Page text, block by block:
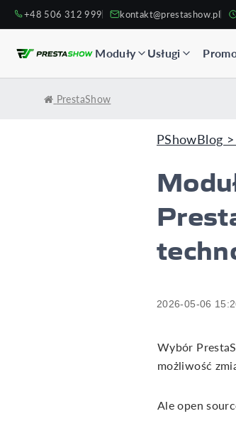
+48 506 312 999 kontakt@prestashow.pl
Moduły Usługi
PrestaShow
PShowBlog
2026-05-06
Wybór
możliwość
Ale open